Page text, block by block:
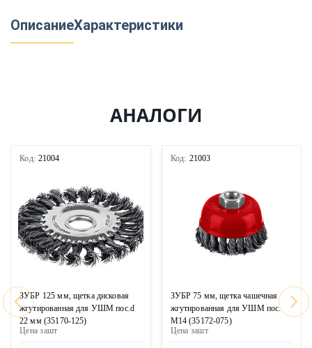
ОписаниеХарактеристики
АНАЛОГИ
Код: 21004
ЗУБР 125 мм, щетка дисковая
жгутированная для УШМ пос.d
22 мм (35170-125)
Цена зашт
Код: 21003
ЗУБР 75 мм, щетка чашечная
жгутированная для УШМ пос.
М14 (35172-075)
Цена зашт